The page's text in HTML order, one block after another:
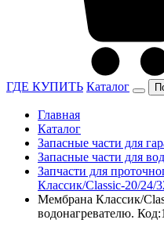
ГДЕ КУПИТЬ Каталог
Главная
Каталог
Запасные части для
Запасные части для
Запчасти для
Классик/Classic-20/24/
Мембрана Классик/
водонагревателю.